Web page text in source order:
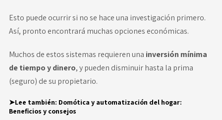
Esto puede ocurrir si no se hace una investigación primero.
Así, pronto encontrará muchas opciones económicas.
Muchos de estos sistemas requieren una inversión mínima
de tiempo y dinero, y pueden disminuir hasta la prima
(seguro) de su propietario.
➤Lee también: Domótica y automatización del hogar:
Beneficios y consejos